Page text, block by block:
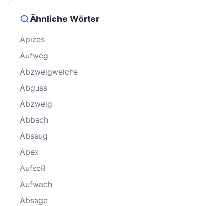
Ähnliche Wörter
Apizes
Aufweg
Abzweigweiche
Abguss
Abzweig
Abbach
Absaug
Apex
Aufseß
Aufwach
Absage